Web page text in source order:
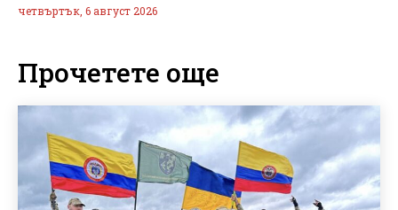
четвъртък, 6 август 2026
Прочетете още